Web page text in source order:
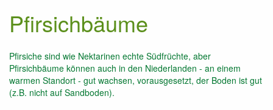
Pfirsichbäume
Pfirsiche sind wie Nektarinen echte Südfrüchte, aber
Pfirsichbäume können auch in den Niederlanden - an einem
warmen Standort - gut wachsen, vorausgesetzt, der Boden ist gut
(z.B. nicht auf Sandboden).